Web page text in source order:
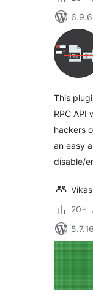
This
RPC API
hackers
an easy
disable/